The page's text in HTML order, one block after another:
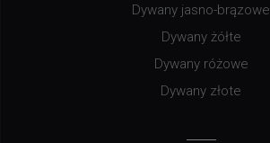
Dywany jasno-brązowe
Dywany żółte
Dywany różowe
Dywany złote